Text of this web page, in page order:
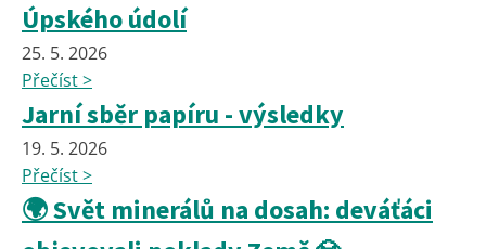
Úpského údolí
25. 5. 2026
Přečíst >
Jarní sběr papíru - výsledky
19. 5. 2026
Přečíst >
🌍 Svět minerálů na dosah: deváťáci